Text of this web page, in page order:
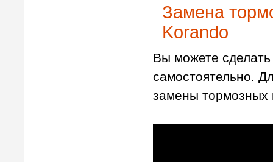
Замена
Korando
Вы можете
самостоятельно.
замены тормозных